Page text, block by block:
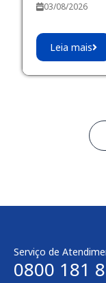
03/08/2026
Leia mais
Serviço de
0800 181